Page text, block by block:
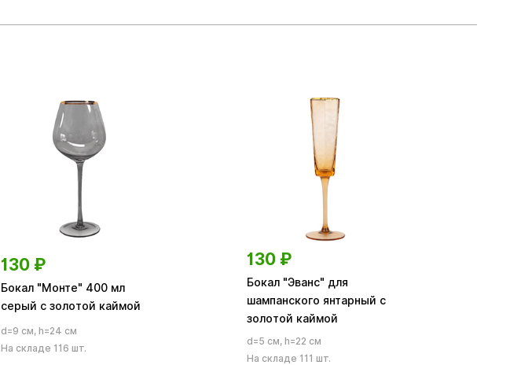
130 ₽
Бокал "Монте" 400 мл
серый с золотой каймой
d=9 см, h=24 см
На складе 116 шт.
130 ₽
Бокал "Эванс" для
шампанского янтарный с
золотой каймой
d=5 см, h=22 см
На складе 111 шт.